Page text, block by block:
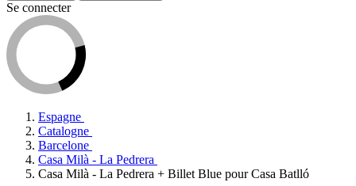
Se connecter
Espagne
Catalogne
Barcelone
Casa Milà - La Pedrera
Casa Milà - La Pedrera + Billet Blue pour Casa Batlló